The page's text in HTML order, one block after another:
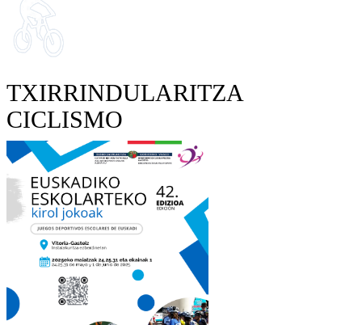
TXIRRINDULARITZA
CICLISMO